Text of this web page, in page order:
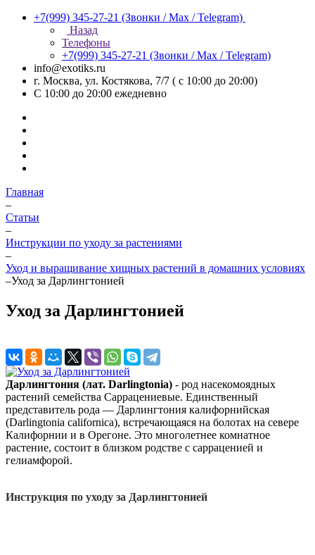
+7(999) 345-27-21 (Звонки / Max / Telegram)
Назад
Телефоны
+7(999) 345-27-21 (Звонки / Max / Telegram)
info@exotiks.ru
г. Москва, ул. Костякова, 7/7 ( с 10:00 до 20:00)
С 10:00 до 20:00 ежедневно
Главная
–
Статьи
–
Инструкции по уходу за растениями
–
Уход и выращивание хищных растений в домашних условиях
–Уход за Дарлингтонией
Уход за Дарлингтонией
Дарлингтония (лат. Darlingtonia) - род насекомоядных
растений семейства Саррацениевые. Единственный
представитель рода — Дарлингтония калифорнийская
(Darlingtonia californica), встречающаяся на болотах на севере
Калифорнии и в Орегоне. Это многолетнее комнатное
растение, состоит в близком родстве с сарраценией и
гелиамфорой.
Инструкция по уходу за Дарлингтонией